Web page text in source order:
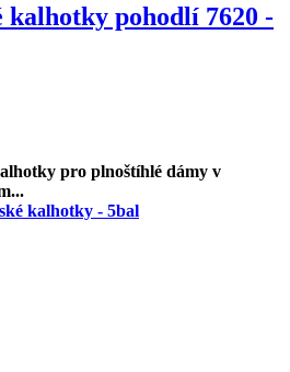
kalhotky pohodlí 7620 -
pro plnoštíhlé dámy v